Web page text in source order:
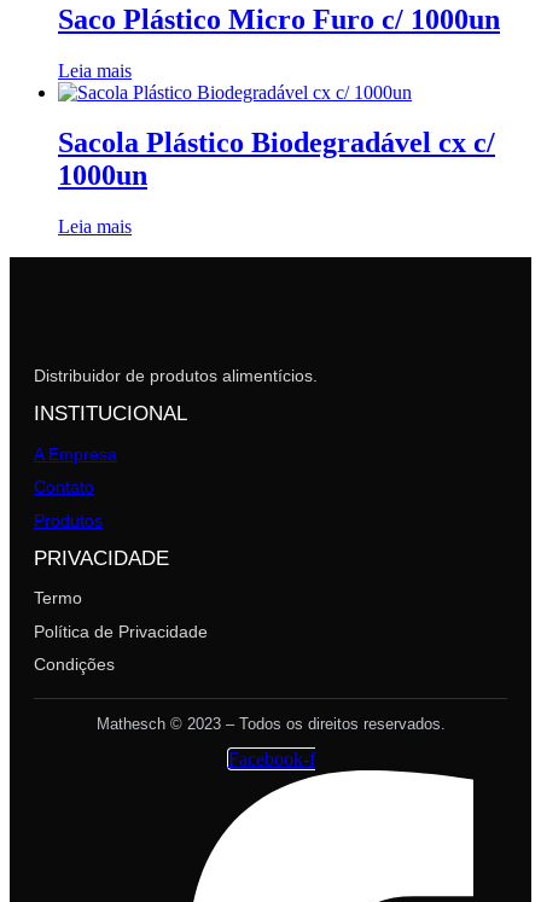
Saco Plástico Micro Furo c/ 1000un
Leia mais
Sacola Plástico Biodegradável cx c/
1000un
Leia mais
Distribuidor de produtos alimentícios.
INSTITUCIONAL
A Empresa
Contato
Produtos
PRIVACIDADE
Termo
Política de Privacidade
Condições
Mathesch © 2023 – Todos os direitos reservados.
Facebook-f